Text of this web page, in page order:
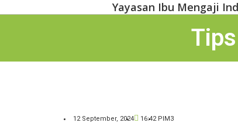
Yayasan Ibu Mengaji
12 September, 2024 16:42 PIM3